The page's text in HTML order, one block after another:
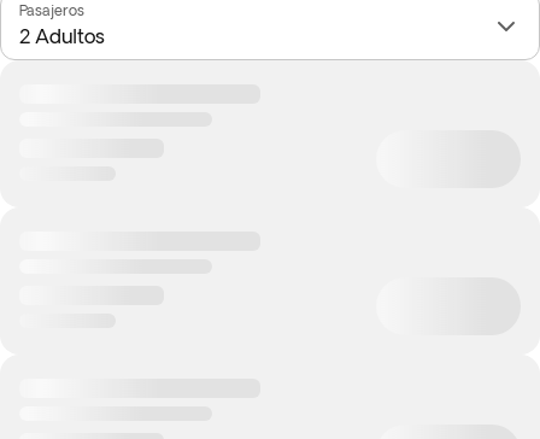
Pasajeros